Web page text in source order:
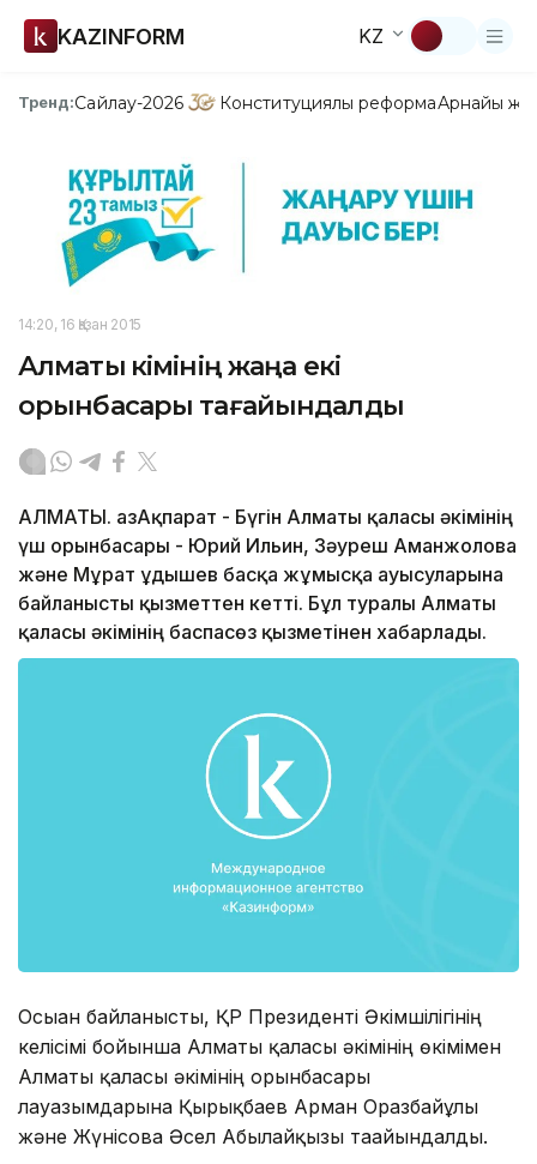
KAZINFORM KZ
Тренд:Сайлау-2026 Конституциялық реформаАрнайы
14:20, 16 Қазан 2015
Алматы әкімінің жаңа екі
орынбасары тағайындалды
АЛМАТЫ. ҚазАқпарат - Бүгін Алматы қаласы әкімінің
үш орынбасары - Юрий Ильин, Зәуреш Аманжолова
және Мұрат Құдышев басқа жұмысқа ауысуларына
байланысты қызметтен кетті. Бұл туралы Алматы
қаласы әкімінің баспасөз қызметінен хабарлады.
Осыған байланысты, ҚР Президенті Әкімшілігінің
келісімі бойынша Алматы қаласы әкімінің өкімімен
Алматы қаласы әкімінің орынбасары
лауазымдарына Қырықбаев Арман Оразбайұлы
және Жүнісова Әсел Абылайқызы тағайындалды.